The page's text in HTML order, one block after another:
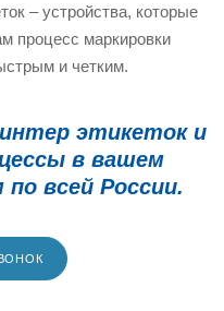
– устройства, которые
процесс маркировки
и четким.
этикеток и
в вашем
всей России.